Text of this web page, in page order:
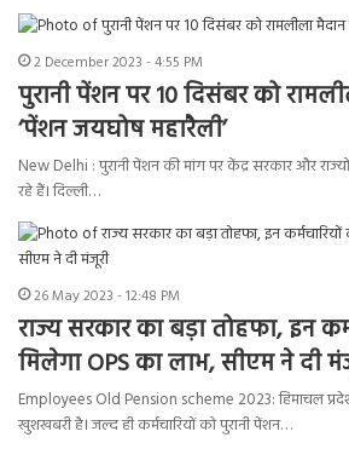
2 December 2023 - 4:55 PM
पुरानी पेंशन पर 10 दिसंबर को
‘पेंशन जयघोष महारैली’
New Delhi : पुरानी पेंशन की मांग पर केंद्र सरकार और
रहे हैं। दिल्ली…
26 May 2023 - 12:48 PM
राज्य सरकार का बड़ा तोहफा, इन
मिलेगा OPS का लाभ, सीएम ने दी
Employees Old Pension scheme 2023: हिमाचल
खुशखबरी है। जल्द ही कर्मचारियों को पुरानी पेंशन…